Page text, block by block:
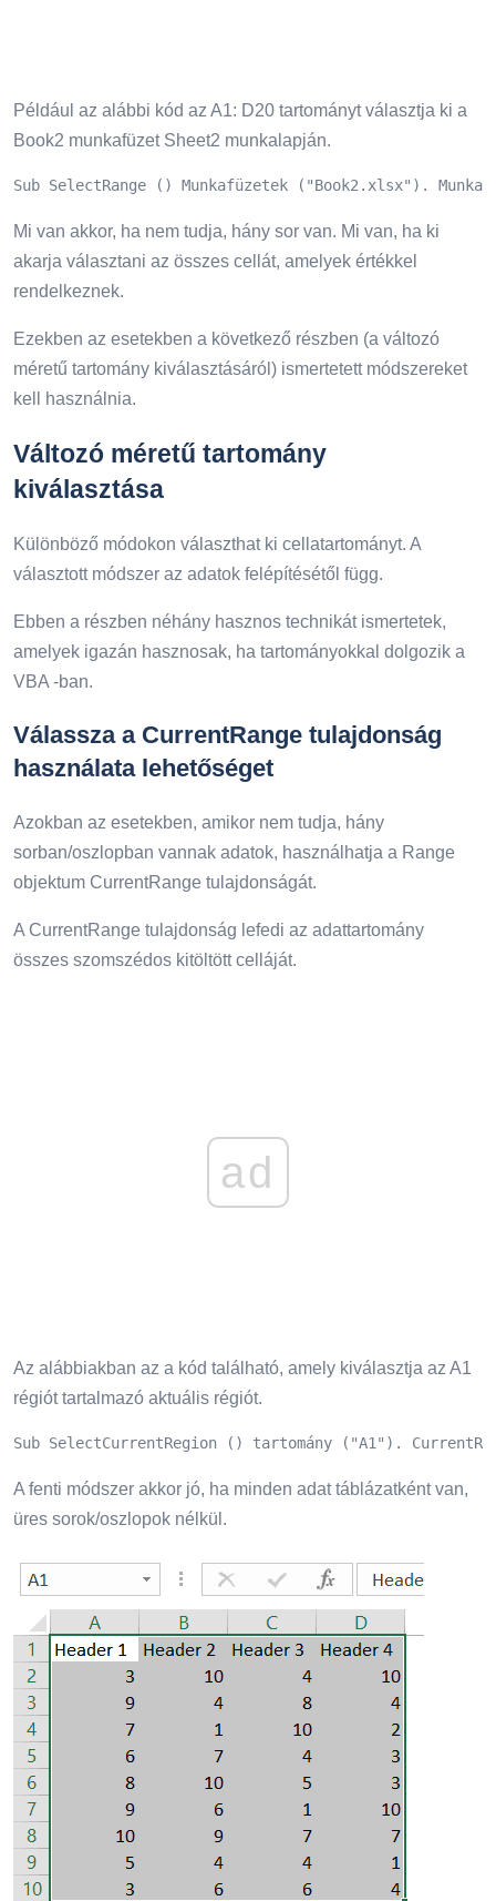
Például az alábbi kód az A1: D20 tartományt választja ki a
Book2 munkafüzet Sheet2 munkalapján.
Sub SelectRange () Munkafüzetek ("Book2.xlsx").
Mi van akkor, ha nem tudja, hány sor van. Mi van, ha ki
akarja választani az összes cellát, amelyek értékkel
rendelkeznek.
Ezekben az esetekben a következő részben (a változó
méretű tartomány kiválasztásáról) ismertetett módszereket
kell használnia.
Változó méretű tartomány
kiválasztása
Különböző módokon választhat ki cellatartományt. A
választott módszer az adatok felépítésétől függ.
Ebben a részben néhány hasznos technikát ismertetek,
amelyek igazán hasznosak, ha tartományokkal dolgozik a
VBA -ban.
Válassza a CurrentRange tulajdonság
használata lehetőséget
Azokban az esetekben, amikor nem tudja, hány
sorban/oszlopban vannak adatok, használhatja a Range
objektum CurrentRange tulajdonságát.
A CurrentRange tulajdonság lefedi az adattartomány
összes szomszédos kitöltött celláját.
ad
Az alábbiakban az a kód található, amely kiválasztja az A1
régiót tartalmazó aktuális régiót.
Sub SelectCurrentRegion () tartomány ("A1").
A fenti módszer akkor jó, ha minden adat táblázatként van,
üres sorok/oszlopok nélkül.